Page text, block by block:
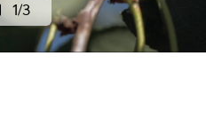
1/3